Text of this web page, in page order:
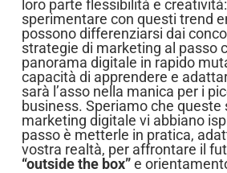
loro parte flessibilità e
sperimentare con questi trend
possono differenziarsi dai
strategie di marketing al passo
panorama digitale in rapido
capacità di apprendere e
sarà l’asso nella manica per i
business. Speriamo che queste
marketing digitale vi abbiano
passo è metterle in pratica,
vostra realtà, per affrontare il
“outside the box”e